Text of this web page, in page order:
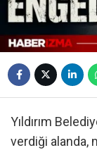
Yıldırım
verdiği alanda,